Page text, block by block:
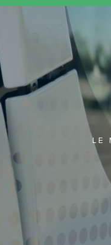
LE